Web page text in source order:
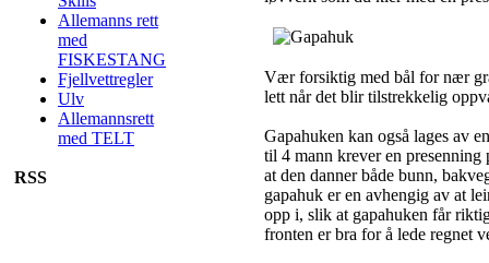
Allemanns rett
med
FISKESTANG
Fjellvettregler
Ulv
Allemannsrett
med TELT
RSS
Vær forsiktig med bål for nær
lett når det blir tilstrekkelig
Gapahuken kan også lages av
til 4 mann krever en presenning
at den danner både bunn,
gapahuk er en avhengig av at
opp i, slik at gapahuken får
fronten er bra for å lede regnet